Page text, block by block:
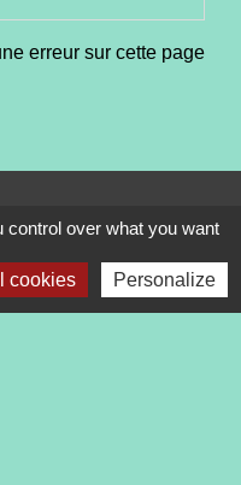
erreur sur cette page
FRANCE
84
over what you want
cookies Personalize